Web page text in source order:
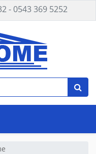
- 0543 369 5252